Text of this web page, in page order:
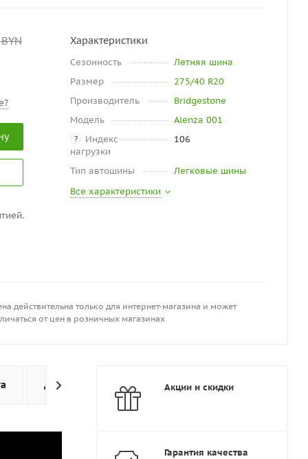
Характеристики
Сезонность
Летняя шина
Размер
275/40 R20
Производитель
Bridgestone
Модель
Alenza 001
?
Индекс
нагрузки
106
Тип автошины
Легковые шины
Все характеристики
действительна только для интернет-магазина и может
от цен в розничных магазинах
Доставка Дополнительно
Акции и скидки
Гарантия качества